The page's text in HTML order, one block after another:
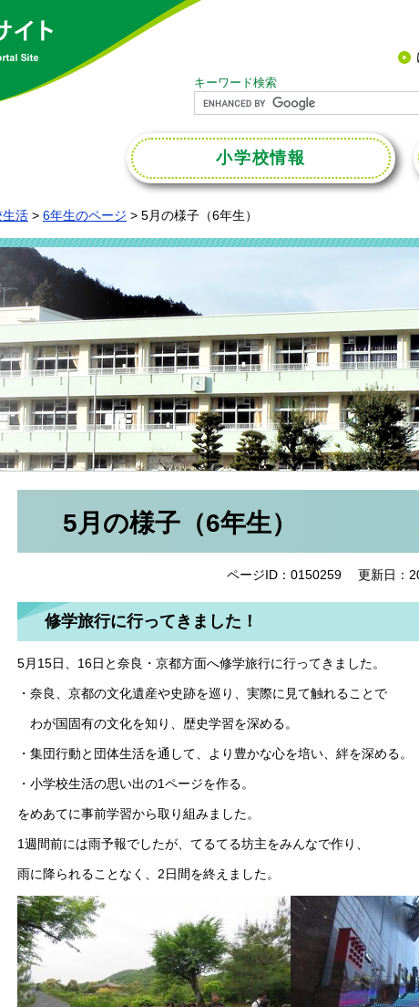
キーワード検索
小学校情報
生活 > 6年生のページ > 5月の様子（6年生）
5月の様子（6年生）
ページID：0150259 更新日：
修学旅行に行ってきました！
5月15日、16日と奈良・京都方面へ修学旅行に行ってきました。
・奈良、京都の文化遺産や史跡を巡り、実際に見て触れることで
わが国固有の文化を知り、歴史学習を深める。
・集団行動と団体生活を通して、より豊かな心を培い、絆を深める。
・小学校生活の思い出の1ページを作る。
をめあてに事前学習から取り組みました。
1週間前には雨予報でしたが、てるてる坊主をみんなで作り、
雨に降られることなく、2日間を終えました。